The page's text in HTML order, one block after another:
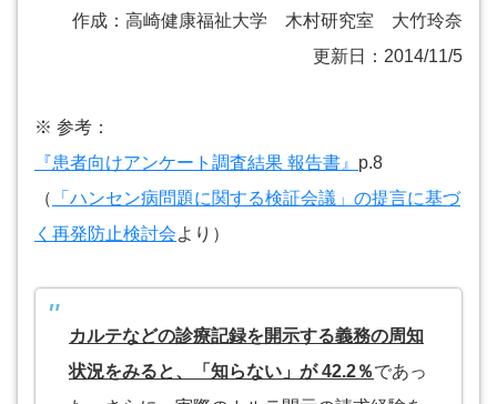
作成：高崎健康福祉大学 木村研究室 大竹玲奈
更新日：2014/11/5
※ 参考：
『患者向けアンケート調査結果 報告書』 p.8
（
「ハンセン病問題に関する検証会議」の提言に基づ
く再発防止検討会より）
カルテなどの診療記録を開示する義務の周知
状況をみると、「知らない」が 42.2％であっ